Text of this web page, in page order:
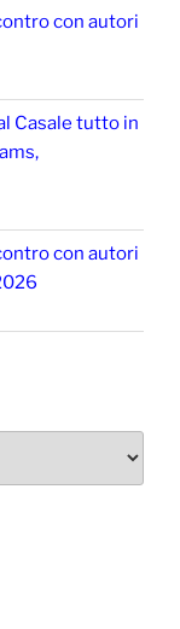
con autori
Casale tutto in
con autori